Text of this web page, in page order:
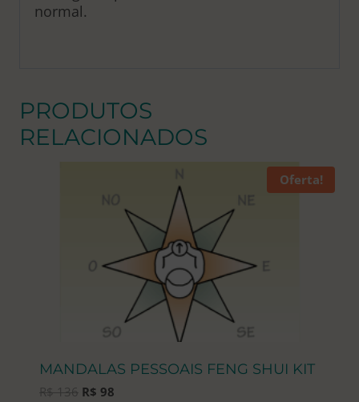
normal.
PRODUTOS
RELACIONADOS
Oferta!
MANDALAS PESSOAIS FENG SHUI KIT
R$136 O
R$ 98